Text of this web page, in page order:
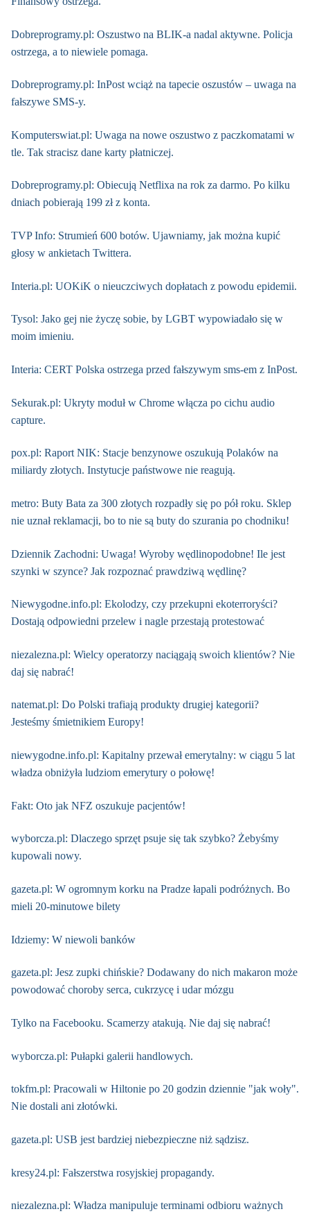
Dobreprogramy.pl: Oszustwo na BLIK-a nadal aktywne. Policja
ostrzega, a to niewiele pomaga.
Dobreprogramy.pl: InPost wciąż na tapecie oszustów – uwaga na
fałszywe SMS-y.
Komputerswiat.pl: Uwaga na nowe oszustwo z paczkomatami w
tle. Tak stracisz dane karty płatniczej.
Dobreprogramy.pl: Obiecują Netflixa na rok za darmo. Po kilku
dniach pobierają 199 zł z konta.
TVP Info: Strumień 600 botów. Ujawniamy, jak można kupić
głosy w ankietach Twittera.
Interia.pl: UOKiK o nieuczciwych dopłatach z powodu epidemii.
Tysol: Jako gej nie życzę sobie, by LGBT wypowiadało się w
moim imieniu.
Interia: CERT Polska ostrzega przed fałszywym sms-em z InPost.
Sekurak.pl: Ukryty moduł w Chrome włącza po cichu audio
capture.
pox.pl: Raport NIK: Stacje benzynowe oszukują Polaków na
miliardy złotych. Instytucje państwowe nie reagują.
metro: Buty Bata za 300 złotych rozpadły się po pół roku. Sklep
nie uznał reklamacji, bo to nie są buty do szurania po chodniku!
Dziennik Zachodni: Uwaga! Wyroby wędlinopodobne! Ile jest
szynki w szynce? Jak rozpoznać prawdziwą wędlinę?
Niewygodne.info.pl: Ekolodzy, czy przekupni ekoterroryści?
Dostają odpowiedni przelew i nagle przestają protestować
niezalezna.pl: Wielcy operatorzy naciągają swoich klientów? Nie
daj się nabrać!
natemat.pl: Do Polski trafiają produkty drugiej kategorii?
Jesteśmy śmietnikiem Europy!
niewygodne.info.pl: Kapitalny przewał emerytalny: w ciągu 5 lat
władza obniżyła ludziom emerytury o połowę!
Fakt: Oto jak NFZ oszukuje pacjentów!
wyborcza.pl: Dlaczego sprzęt psuje się tak szybko? Żebyśmy
kupowali nowy.
gazeta.pl: W ogromnym korku na Pradze łapali podróżnych. Bo
mieli 20-minutowe bilety
Idziemy: W niewoli banków
gazeta.pl: Jesz zupki chińskie? Dodawany do nich makaron może
powodować choroby serca, cukrzycę i udar mózgu
Tylko na Facebooku. Scamerzy atakują. Nie daj się nabrać!
wyborcza.pl: Pułapki galerii handlowych.
tokfm.pl: Pracowali w Hiltonie po 20 godzin dziennie "jak woły".
Nie dostali ani złotówki.
gazeta.pl: USB jest bardziej niebezpieczne niż sądzisz.
kresy24.pl: Fałszerstwa rosyjskiej propagandy.
niezalezna.pl: Władza manipuluje terminami odbioru ważnych